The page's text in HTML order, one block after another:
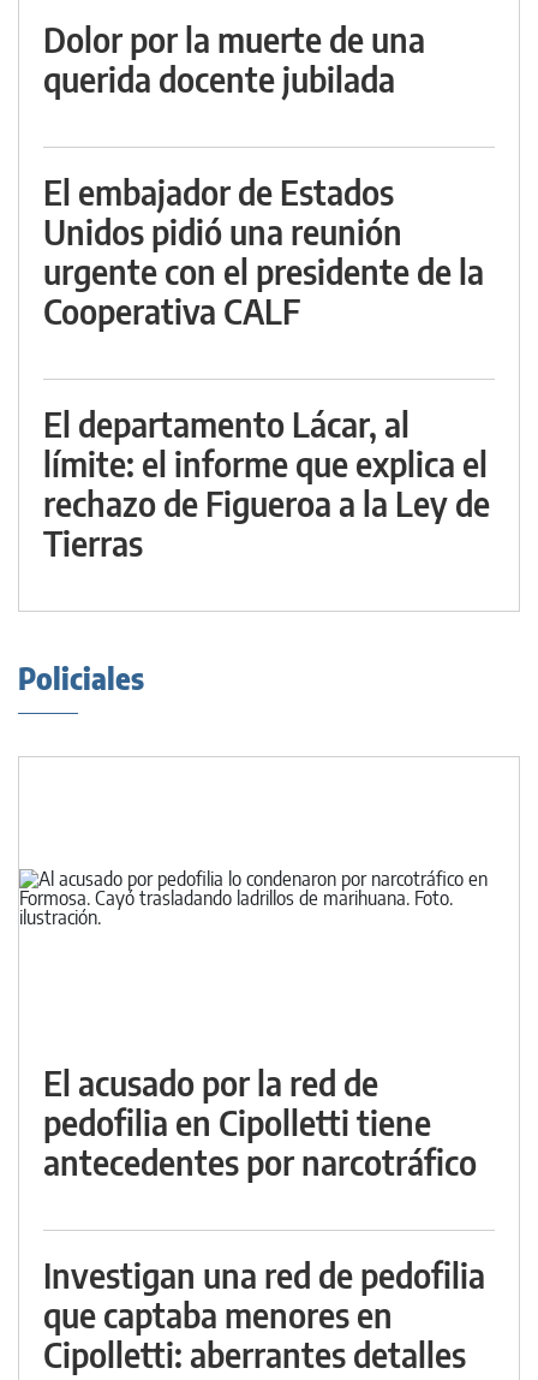
Dolor por la muerte de una
querida docente jubilada
El embajador de Estados
Unidos pidió una reunión
urgente con el presidente de la
Cooperativa CALF
El departamento Lácar, al
límite: el informe que explica el
rechazo de Figueroa a la Ley de
Tierras
Policiales
El acusado por la red de
pedofilia en Cipolletti tiene
antecedentes por narcotráfico
Investigan una red de pedofilia
que captaba menores en
Cipolletti: aberrantes detalles